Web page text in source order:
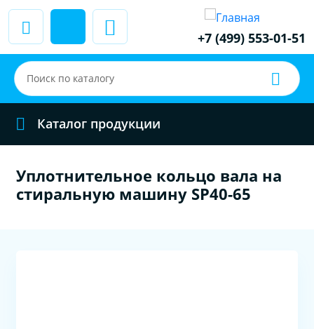
+7 (499) 553-01-51
Каталог продукции
Уплотнительное кольцо вала на
стиральную машину SP40-65